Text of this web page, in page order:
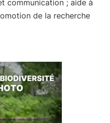
communication ; aide à
de la recherche